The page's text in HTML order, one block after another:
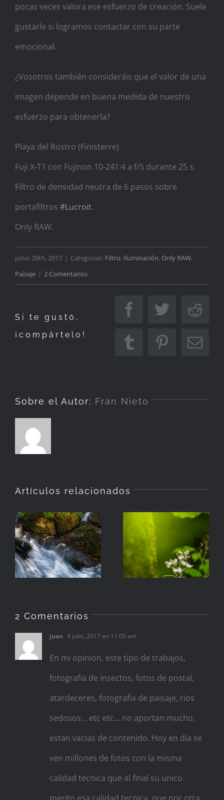
pocas veces valora ese esfuerzo de creación. Suele
gustarle si logramos contactar con su parte
emocional.
¿Vosotros también consideráis que el valor de una
imagen depende en buena medida de nuestro
esfuerzo para obtenerla?
Playa del Rostro (Finisterre)
Fuji X-T1 con Fujinon 10-241:4 a f/5 durante 25 s.
Filtro de densidad neutra de 6 pasos sobre
portafiltros #Lucroit.
Only RAW.
junio 26th, 2017 | Categorías: Filtro, Iluminación, Only RAW,
Paisaje | 2 Comentarios
Si te gustó,
¡compártelo!
FacebookTwitter
TumblrPinterest
Sobre el Autor: Fran Nieto
Artículos relacionados
Hierba
Zarzamora
2 Comentarios
juan 4 julio, 2017 en 11:05 am
En mi opinion, este tipo de trabajos,
fotografia de insectos, fotos de postal,
atardeceres, fotografia de paisaje, rios
sedosos… etc etc… no aportan mucho,
estan vacias de contenido. Hoy en dia se
ven millones de fotos con la misma
calidad tecnica que al final su unico
merito esa calidad tecnica, que por otra